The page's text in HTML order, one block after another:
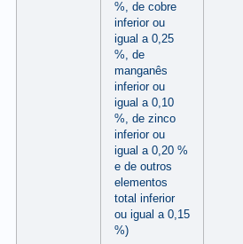
%, de cobre
inferior ou
igual a 0,25
%, de
manganês
inferior ou
igual a 0,10
%, de zinco
inferior ou
igual a 0,20 %
e de outros
elementos
total inferior
ou igual a 0,15
%)